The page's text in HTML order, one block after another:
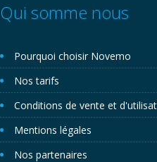
Qui somme nous
Pourquoi choisir Novemo
Nos tarifs
Conditions de vente et
Mentions légales
Nos partenaires